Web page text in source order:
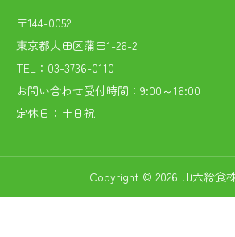
〒144-0052
東京都大田区蒲田1-26-2
TEL：03-3736-0110
お問い合わせ受付時間：9:00～16:00
定休日：土日祝
Copyright © 2026 山六給食